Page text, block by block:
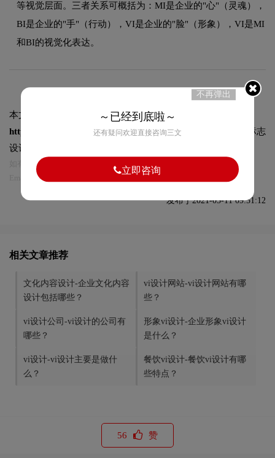
等视觉层面。三者关系可概括为：MI是企业的"心"（灵魂），
BI是企业的"手"（行动），VI是企业的"脸"（形象），VI是MI
和BI的视觉化表达。
本文标题和链接
VI视觉设计-VI视觉设计的内容是什么？:
https://logo9.net/works/4488.html转载时请注明出处为诗宸标志
设计及本链接!
如有内容侵犯您的合法权益，请及时与我们联系
Email:75696531@qq.com，我们将第一时间安排删除。
发布于2021-05-11 09:51:12
相关文章推荐
文化内容设计-企业文化内容
设计包括哪些？
vi设计网站-vi设计网站有哪
些？
vi设计公司-vi设计的公司有
哪些？
形象vi设计-企业形象vi设计
是什么？
vi设计-vi设计主要是做什
么？
餐饮vi设计-餐饮vi设计有哪
些特点？
56 赞
不再弹出
～已经到底啦～
还有疑问欢迎直接咨询三文
立即咨询